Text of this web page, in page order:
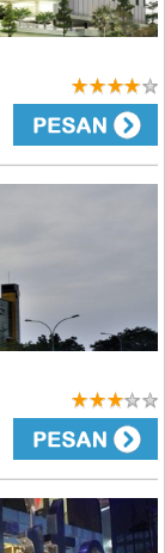
4
3